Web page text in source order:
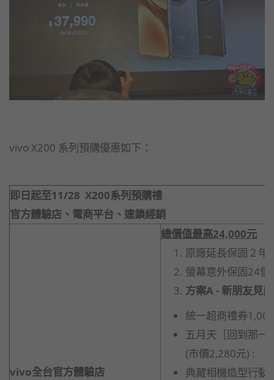
vivo X200 系列預購優惠如下：
即日起至11/28 X200系列預購禮
官方體驗店、電商平台、連鎖經銷
vivo全台官方體驗店
總價值最高24,000元
原廠延長保固２年
螢幕意外保固24個
方案A - 新朋友見
統一超商禮券
五月天［回到那一
(市價2,280元) :
典藏相機造型行動